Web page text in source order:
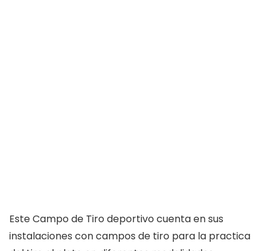
Este Campo de Tiro deportivo cuenta en sus
instalaciones con campos de tiro para la practica